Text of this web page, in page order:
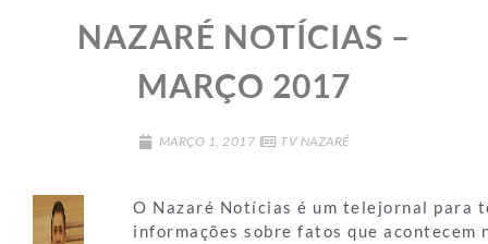
NAZARÉ NOTÍCIAS –
MARÇO 2017
MARÇO 1, 2017 TV NAZARÉ
O Nazaré Notícias é um telejornal para
informações sobre fatos que acontecem